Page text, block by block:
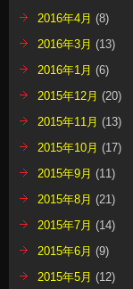
2016年4月 (8)
2016年3月 (13)
2016年1月 (6)
2015年12月 (20)
2015年11月 (13)
2015年10月 (17)
2015年9月 (11)
2015年8月 (21)
2015年7月 (14)
2015年6月 (9)
2015年5月 (12)